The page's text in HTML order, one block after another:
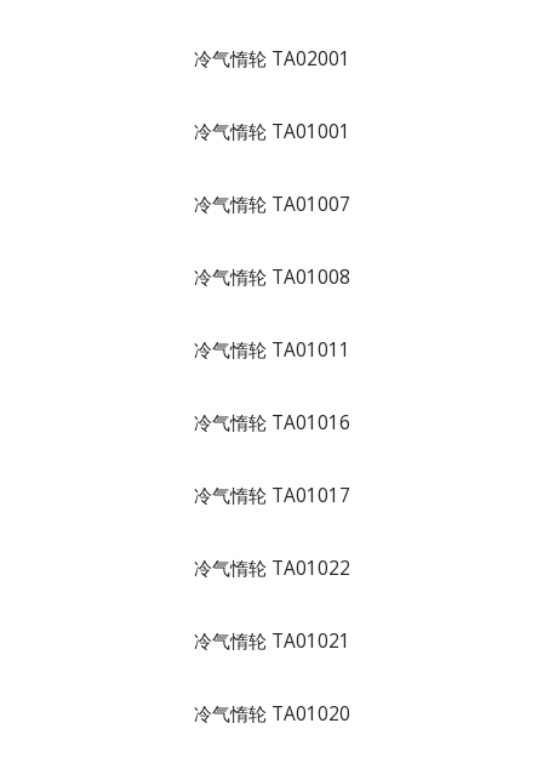
冷气惰轮 TA02001
冷气惰轮 TA01001
冷气惰轮 TA01007
冷气惰轮 TA01008
冷气惰轮 TA01011
冷气惰轮 TA01016
冷气惰轮 TA01017
冷气惰轮 TA01022
冷气惰轮 TA01021
冷气惰轮 TA01020